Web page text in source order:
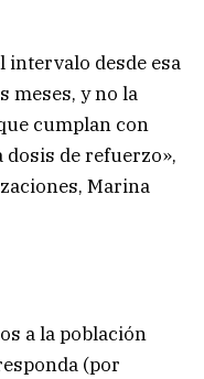
intervalo desde esa
meses, y no la
cumplan con
de refuerzo»,
Marina
a la población
(por